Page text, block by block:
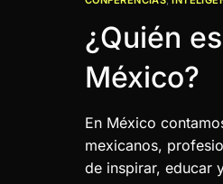
¿Quién
México?
En México
mexicanos,
de inspirar, educar